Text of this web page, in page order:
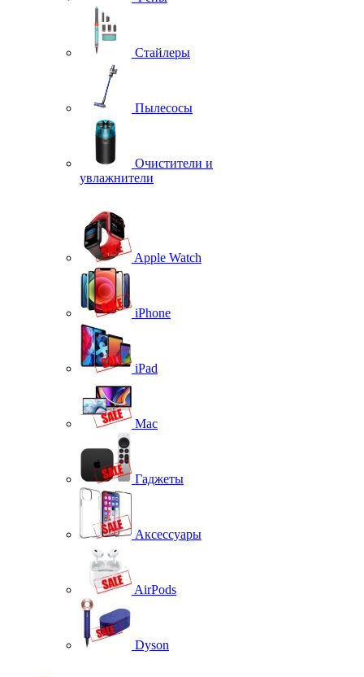
Стайлеры
Пылесосы
Очистители и
увлажнители
Apple Watch
iPhone
iPad
Mac
Гаджеты
Аксессуары
AirPods
Dyson